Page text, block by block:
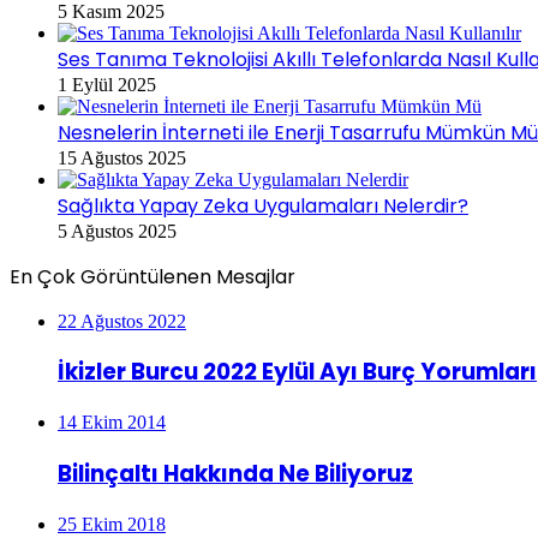
5 Kasım 2025
Ses Tanıma Teknolojisi Akıllı Telefonlarda Nasıl
1 Eylül 2025
Nesnelerin İnterneti ile Enerji Tasarrufu Mümkün
15 Ağustos 2025
Sağlıkta Yapay Zeka Uygulamaları Nelerdir?
5 Ağustos 2025
En Çok Görüntülenen Mesajlar
22 Ağustos 2022
İkizler Burcu 2022 Eylül Ayı Burç Yorumları
14 Ekim 2014
Bilinçaltı Hakkında Ne Biliyoruz
25 Ekim 2018